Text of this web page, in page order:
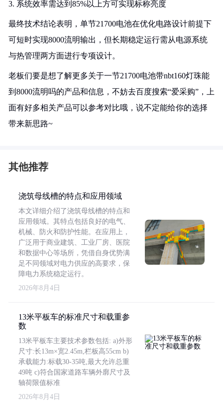
3. 系统效率需达到85%以上方可实现标称亮度
最终技术结论表明，单节21700电池在优化电路设计前提下
可短时实现8000流明输出，但长期稳定运行需从电源系统
与热管理两方面进行专项设计。
老板们要是想了解更多关于一节21700电池带nbt160灯珠能
到8000流明吗的产品和信息，不妨去百度搜索“爱采购”，上
面有好多相关产品可以参考对比哦，说不定能给你的选择
带来新思路~
其他推荐
浇筑母线槽的特点和应用领域
本文详细介绍了浇筑母线槽的特点和
应用领域。其特点包括良好的电气、
机械、防火和防护性能。在应用上，
广泛用于商业建筑、工业厂房、医院
和数据中心等场所，凭借自身优势满
足不同领域对电力供应的高要求，保
障电力系统稳定运行。
2026年8月4日
13米平板车的标准尺寸和载重参
数
13米平板车主要技术参数包括: a)外形
尺寸:长13m×宽2.45m,栏板高55cm b)
承载能力:标载30-35吨,最大允许总重
49吨 c)符合国家道路车辆外廓尺寸及
轴荷限值标准
2026年8月4日